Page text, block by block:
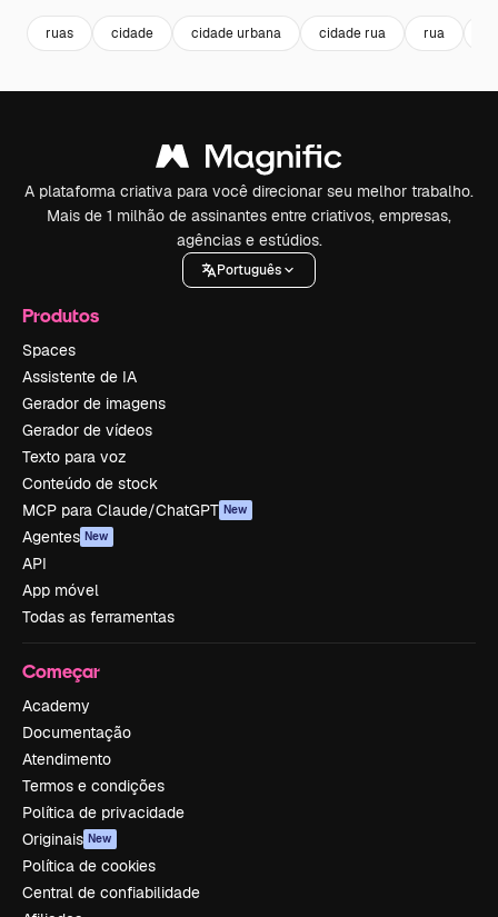
ruas cidade cidade urbana cidade rua rua
A plataforma criativa para você direcionar seu melhor trabalho.
Mais de 1 milhão de assinantes entre criativos, empresas,
agências e estúdios.
Português
Produtos
Spaces
Assistente de IA
Gerador de imagens
Gerador de vídeos
Texto para voz
Conteúdo de stock
MCP para Claude/ChatGPT New
Agentes New
API
App móvel
Todas as ferramentas
Começar
Academy
Documentação
Atendimento
Termos e condições
Política de privacidade
Originais New
Política de cookies
Central de confiabilidade